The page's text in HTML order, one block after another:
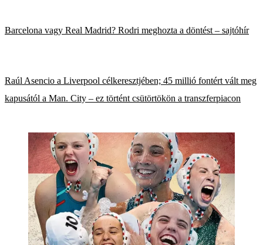
Barcelona vagy Real Madrid? Rodri meghozta a döntést – sajtóhír
Raúl Asencio a Liverpool célkeresztjében; 45 millió fontért vált meg
kapusától a Man. City – ez történt csütörtökön a transzferpiacon